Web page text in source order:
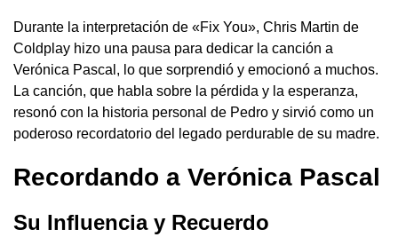
Durante la interpretación de «Fix You», Chris Martin de
Coldplay hizo una pausa para dedicar la canción a
Verónica Pascal, lo que sorprendió y emocionó a muchos.
La canción, que habla sobre la pérdida y la esperanza,
resonó con la historia personal de Pedro y sirvió como un
poderoso recordatorio del legado perdurable de su madre.
Recordando a Verónica Pascal
Su Influencia y Recuerdo